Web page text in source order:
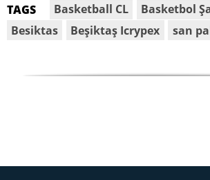
TAGS Basketball CL
Basketbol
Besiktas
Beşiktaş Icrypex san